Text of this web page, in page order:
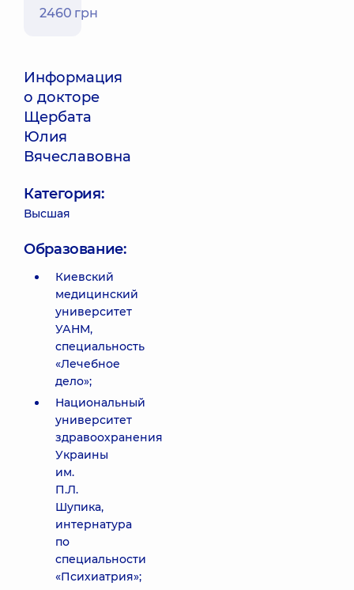
2460 грн
Информация
о докторе
Щербата
Юлия
Вячеславовна
Категория:
Высшая
Образование:
Киевский
медицинский
университет
УАНМ,
специальность
«Лечебное
дело»;
Национальный
университет
здравоохранения
Украины
им.
П.Л.
Шупика,
интернатура
по
специальности
«Психиатрия»;